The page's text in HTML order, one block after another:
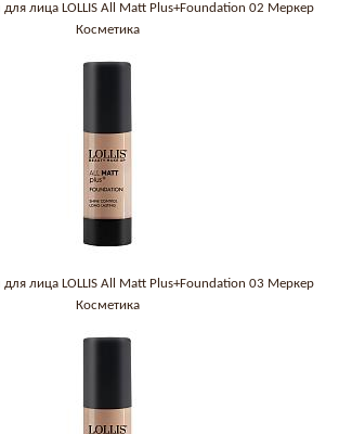
лица LOLLIS All Matt Plus+Foundation 02 Меркер
Косметика
лица LOLLIS All Matt Plus+Foundation 03 Меркер
Косметика